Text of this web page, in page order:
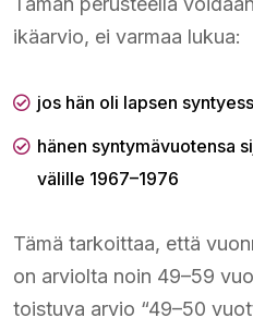
ikäarvio, ei varmaa lukua:
jos hän oli lapsen
hänen syntymävuotensa
välille 1967–1976
Tämä tarkoittaa, että
on arviolta noin 49–59
toistuva arvio “49–50